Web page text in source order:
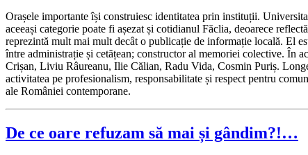
Orașele importante își construiesc identitatea prin instituții.
aceeași categorie poate fi așezat și cotidianul Făclia, deoarece
reprezintă mult mai mult decât o publicație de informație locală. El
între administrație și cetățean; constructor al memoriei colective. În
Crișan, Liviu Râureanu, Ilie Călian, Radu Vida, Cosmin Puriș.
activitatea pe profesionalism, responsabilitate și respect pentru
ale României contemporane.
De ce oare refuzam să mai și gândim?!…